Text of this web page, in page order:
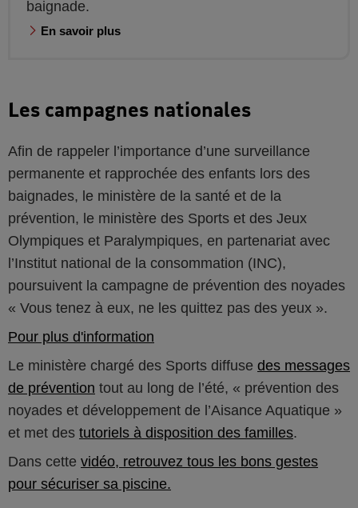
baignade.
En savoir plus
Les campagnes nationales
Afin de rappeler l’importance d’une surveillance
permanente et rapprochée des enfants lors des
baignades, le ministère de la santé et de la
prévention, le ministère des Sports et des Jeux
Olympiques et Paralympiques, en partenariat avec
l’Institut national de la consommation (INC),
poursuivent la campagne de prévention des noyades
« Vous tenez à eux, ne les quittez pas des yeux ».
Pour plus d'information
Le ministère chargé des Sports diffuse des messages
de prévention tout au long de l’été, « prévention des
noyades et développement de l’Aisance Aquatique »
et met des tutoriels à disposition des familles.
Dans cette vidéo, retrouvez tous les bons gestes
pour sécuriser sa piscine.